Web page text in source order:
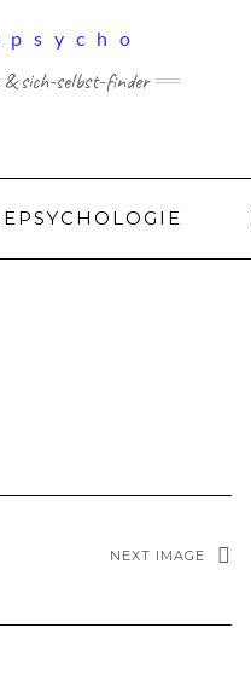
& sich-selbst-finder
NEXT IMAGE